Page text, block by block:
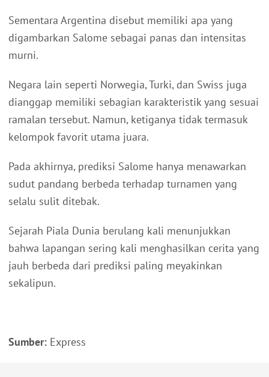
Sementara Argentina disebut memiliki apa yang
digambarkan Salome sebagai panas dan intensitas
murni.
Negara lain seperti Norwegia, Turki, dan Swiss juga
dianggap memiliki sebagian karakteristik yang sesuai
ramalan tersebut. Namun, ketiganya tidak termasuk
kelompok favorit utama juara.
Pada akhirnya, prediksi Salome hanya menawarkan
sudut pandang berbeda terhadap turnamen yang
selalu sulit ditebak.
Sejarah Piala Dunia berulang kali menunjukkan
bahwa lapangan sering kali menghasilkan cerita yang
jauh berbeda dari prediksi paling meyakinkan
sekalipun.
Sumber: Express